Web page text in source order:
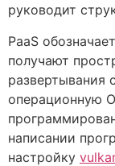
руководит
PaaS
получают
развертывания
операционную
написании
настройку